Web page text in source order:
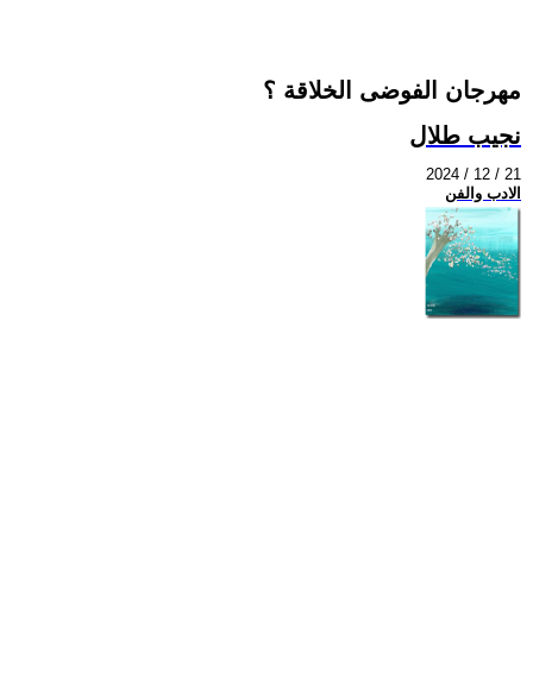
مهرجان الفوضى الخلاقة ؟
نجيب طلال
2024 / 12 / 21
الادب والفن